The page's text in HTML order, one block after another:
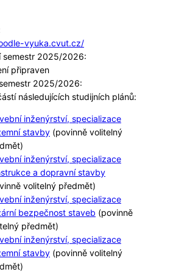
vyuka.cvut.cz/
semestr 2025/2026:
připraven
2025/2026:
následujících studijních plánů:
inženýrství, specializace
stavby (povinně volitelný
inženýrství, specializace
a dopravní stavby
volitelný předmět)
inženýrství, specializace
bezpečnost staveb (povinně
předmět)
inženýrství, specializace
stavby (povinně volitelný